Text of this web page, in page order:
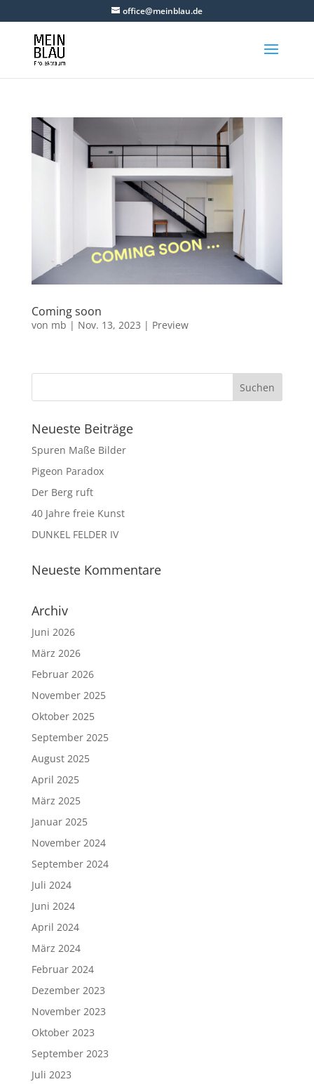
office@meinblau.de
Coming soon
von mb | Nov. 13, 2023 | Preview
Neueste Beiträge
Spuren Maße Bilder
Pigeon Paradox
Der Berg ruft
40 Jahre freie Kunst
DUNKEL FELDER IV
Neueste Kommentare
Archiv
Juni 2026
März 2026
Februar 2026
November 2025
Oktober 2025
September 2025
August 2025
April 2025
März 2025
Januar 2025
November 2024
September 2024
Juli 2024
Juni 2024
April 2024
März 2024
Februar 2024
Dezember 2023
November 2023
Oktober 2023
September 2023
Juli 2023